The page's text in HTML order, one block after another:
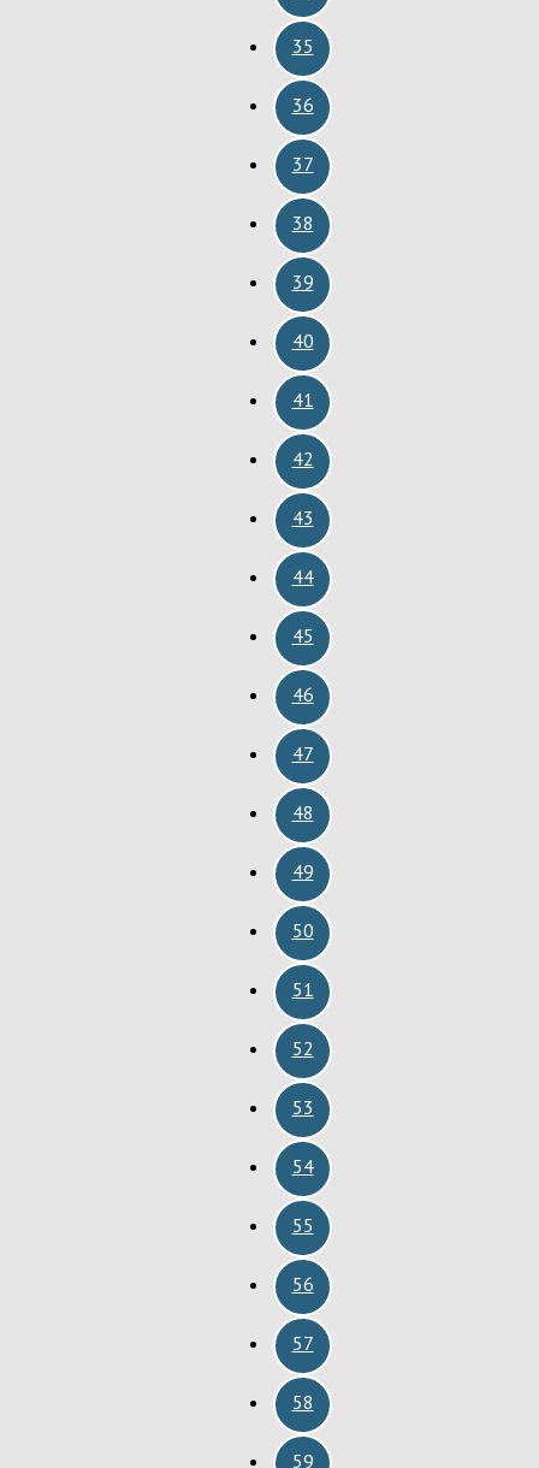
35
36
37
38
39
40
41
42
43
44
45
46
47
48
49
50
51
52
53
54
55
56
57
58
59